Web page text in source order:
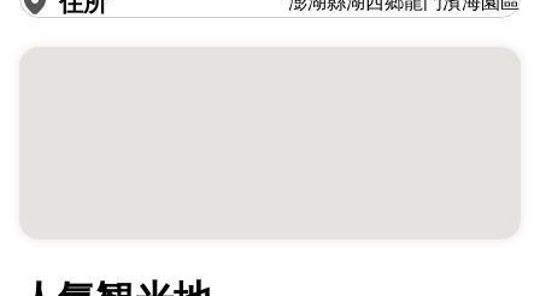
傍らの湖西サイクル歩道を道なりに進むと、龍門村のもう
一つのビーチ、裡正角ビーチに到着します。夏は水遊びや
よる台湾割譲に反対する清国の残兵や一部の台湾住民が抵
たものです。石碑本体は花崗岩で造られ、三つの部分から